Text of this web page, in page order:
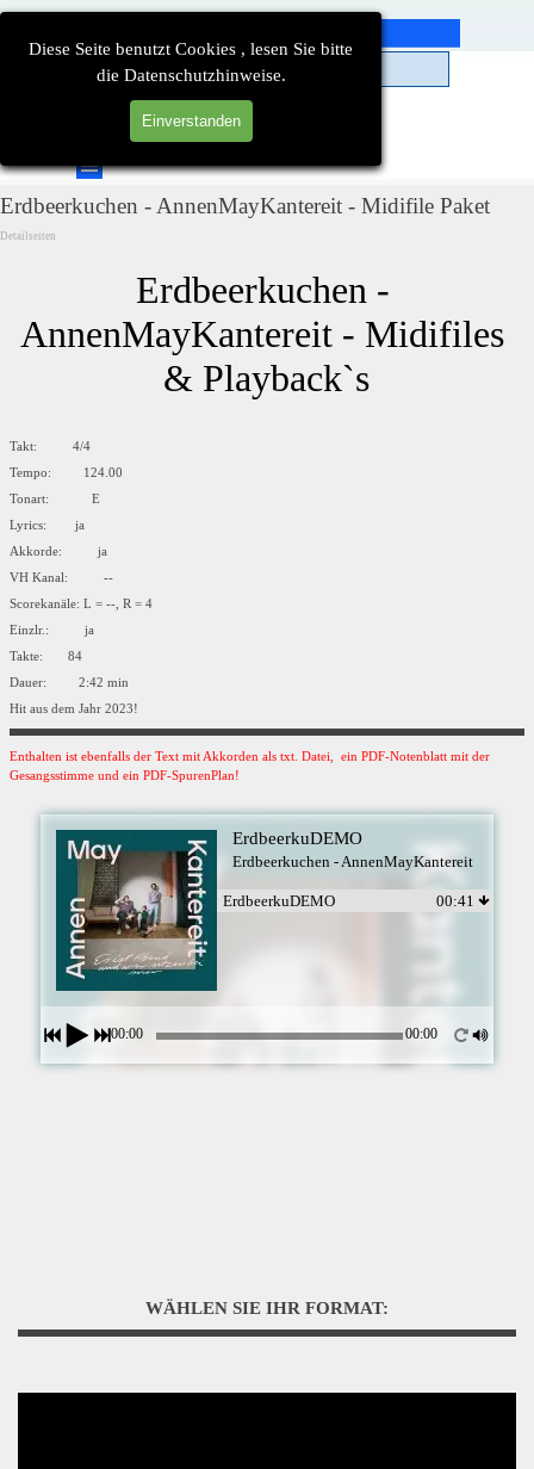
Diese Seite benutzt Cookies , lesen Sie bitte
die Datenschutzhinweise.
Einverstanden
Direkt zum Seiteninhalt
Menü überspringen
Erdbeerkuchen - AnnenMayKantereit - Midifile Paket
Detailseiten
Erdbeerkuchen -
AnnenMayKantereit - Midifiles
& Playback`s
Takt: 4/4
Tempo: 124.00
Tonart: E
Lyrics: ja
Akkorde: ja
VH Kanal: --
Scorekanäle: L = --, R = 4
Einzlr.: ja
Takte: 84
Dauer: 2:42 min
Hit aus dem Jahr 2023!
Enthalten ist ebenfalls der Text mit Akkorden als txt. Datei, ein PDF-Notenblatt mit der
Gesangsstimme und ein PDF-SpurenPlan!
ErdbeerkuDEMO
Erdbeerkuchen - AnnenMayKantereit
ErdbeerkuDEMO 00:41
00:00 00:00
WÄHLEN SIE IHR FORMAT: